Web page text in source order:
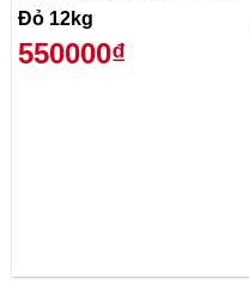
Đỏ 12kg
550000₫